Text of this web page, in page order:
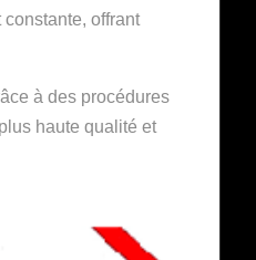
offrant
à des procédures
haute qualité et